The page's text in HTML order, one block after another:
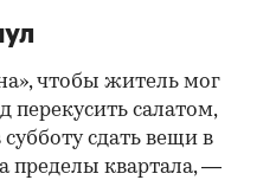
чтобы житель мог
перекусить салатом,
сдать вещи в
пределы квартала, —